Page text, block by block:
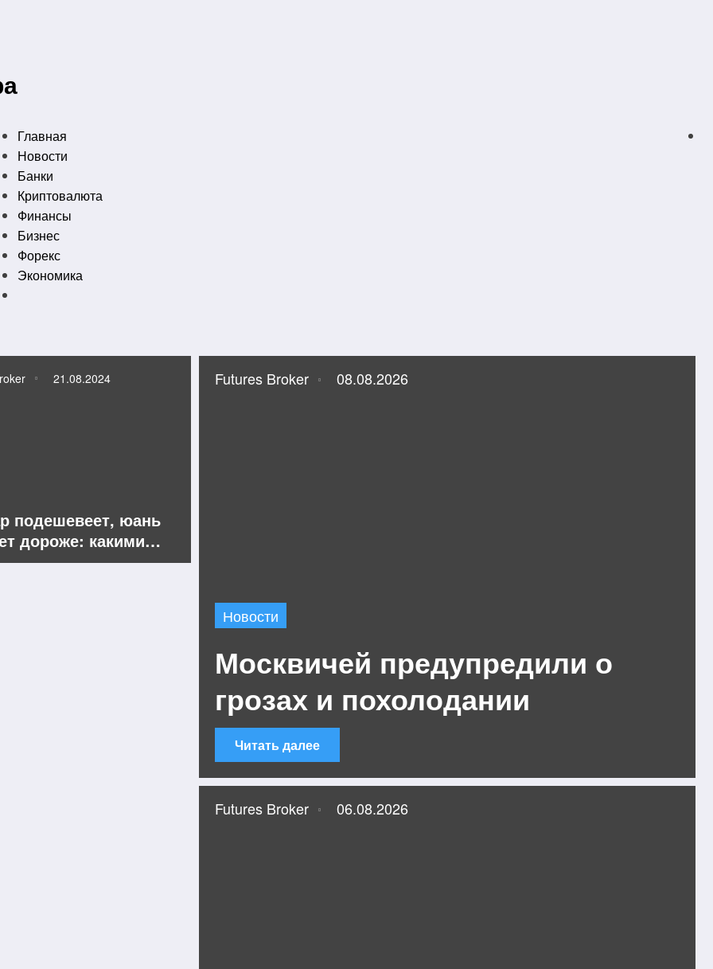
Главная
Новости
Банки
Криптовалюта
Финансы
Бизнес
Форекс
Экономика
подешевеет, юань
дороже: какими
валют в
21.08.2024
Новости
Москвичей предупредили о
грозах и похолодании
Читать далее
Futures Broker 08.08.2026
Futures Broker 06.08.2026